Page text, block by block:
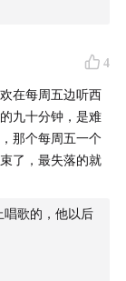
4
在每周五边听西
九十分钟，是难
那个每周五一个
了，最失落的就
唱歌的，他以后